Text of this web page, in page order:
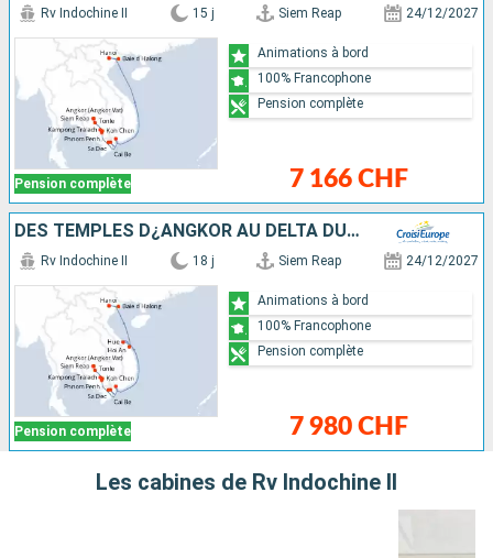
Pension complète
Rv Indochine II 15 j Siem Reap 24/12/2027
7 166 CHF
Animations à bord
100% Francophone
Pension complète
DES TEMPLES D¿ANGKOR AU DELTA DU MÉKONG, VIVEZ DES FÊTES DE FIN D¿ANNÉE UNIQUES ET DÉPAYSANTES, & HANOÏ ET LA BAIE D'ALONG
Pension complète
Rv Indochine II 18 j Siem Reap 24/12/2027
7 980 CHF
Animations à bord
100% Francophone
Pension complète
Les cabines de Rv Indochine II